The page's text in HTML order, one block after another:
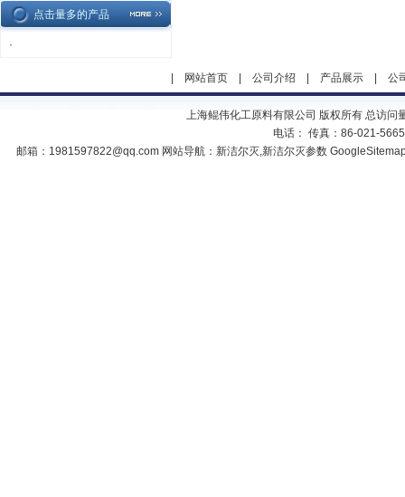
点击量多的产品
·
网站首页| 公司介绍 产品展示| 公
上海鲲伟化工原料有限公司 版权所有 总访问
电话： 传真：86-021-
邮箱： 1981597822@qq.com 网站导航：新洁尔灭,新洁尔灭参数